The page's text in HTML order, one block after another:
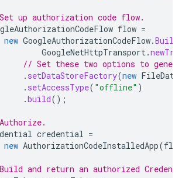
up authorization code flow.
flow =
new GoogleAuthorizationCodeFlow.
GoogleNetHttpTransport.
// Set these two options to
. setDataStoreFactory(new
. setAccessType( "offline" )
.build();
credential =
new AuthorizationCodeInstalledApp(flow
and return an authorized